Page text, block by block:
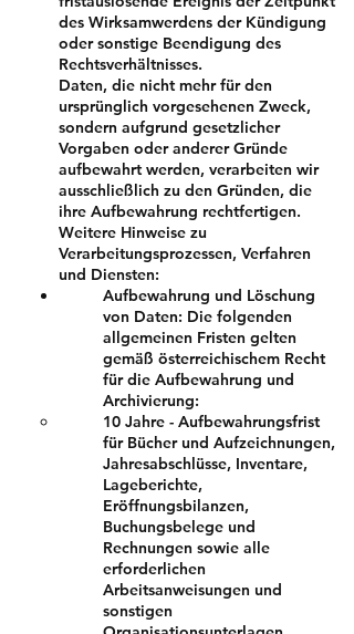
des Wirksamwerdens der Kündigung
oder sonstige Beendigung des
Rechtsverhältnisses.
Daten, die nicht mehr für den
ursprünglich vorgesehenen Zweck,
sondern aufgrund gesetzlicher
Vorgaben oder anderer Gründe
aufbewahrt werden, verarbeiten wir
ausschließlich zu den Gründen, die
ihre Aufbewahrung rechtfertigen.
Weitere Hinweise zu
Verarbeitungsprozessen, Verfahren
und Diensten:
Aufbewahrung und Löschung
von Daten: Die folgenden
allgemeinen Fristen gelten
gemäß österreichischem Recht
für die Aufbewahrung und
Archivierung:
10 Jahre - Aufbewahrungsfrist
für Bücher und Aufzeichnungen,
Jahresabschlüsse, Inventare,
Lageberichte,
Eröffnungsbilanzen,
Buchungsbelege und
Rechnungen sowie alle
erforderlichen
Arbeitsanweisungen und
sonstigen